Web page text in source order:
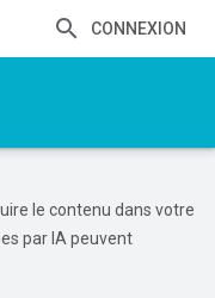
CONNEXION
le contenu dans votre
par IA peuvent